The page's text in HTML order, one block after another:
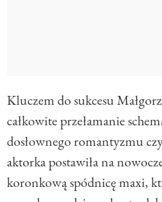
Kluczem do sukcesu
całkowite przełamanie
dosłownego romantyzmu
aktorka postawiła na
koronkową spódnicę maxi,